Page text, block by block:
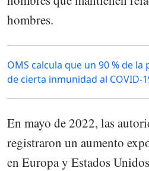
hombres.
OMS calcula que un 90 % de
de cierta inmunidad al COVID-
En mayo de 2022, las
registraron un aumento
en Europa y Estados